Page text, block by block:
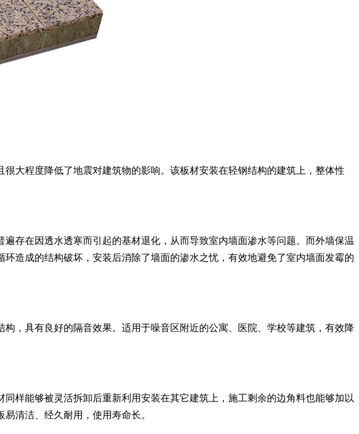
大程度降低了地震对建筑物的影响。该板材安装在轻钢结构的建筑上，整体性
存在因透水透寒而引起的基材退化，从而导致室内墙面渗水等问题。而外墙保温
造成的结构破坏，安装后消除了墙面的渗水之忧，有效地避免了室内墙面发霉的
，具有良好的隔音效果。适用于噪音区附近的公寓、医院、学校等建筑，有效降
样能够被灵活拆卸后重新利用安装在其它建筑上，施工剩余的边角料也能够加以
易清洁、经久耐用，使用寿命长。